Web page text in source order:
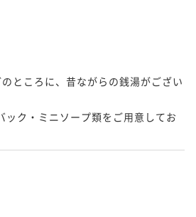
ところに、昔ながらの銭湯がござい
ック・ミニソープ類をご用意してお